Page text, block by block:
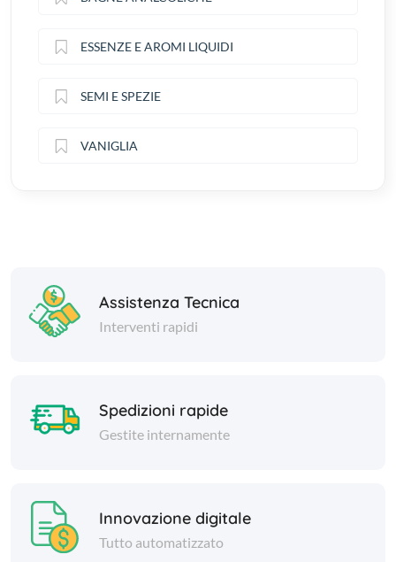
ESSENZE E AROMI LIQUIDI
SEMI E SPEZIE
VANIGLIA
Assistenza Tecnica
Interventi rapidi
Spedizioni rapide
Gestite internamente
Innovazione digitale
Tutto automatizzato